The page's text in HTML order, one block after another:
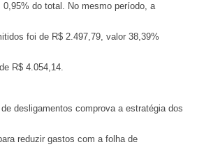
do total. No mesmo período, a
foi de R$ 2.497,79, valor 38,39%
R$ 4.054,14.
desligamentos comprova a estratégia dos
reduzir gastos com a folha de